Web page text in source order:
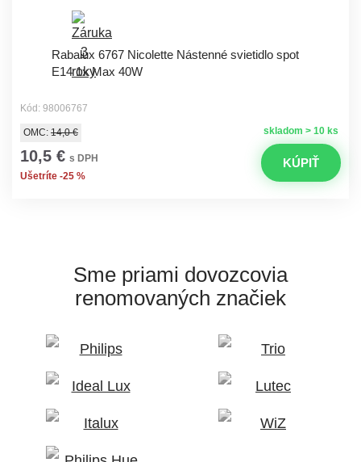
Rabalux 6767 Nicolette Nástenné svietidlo spot
E14 1x Max 40W
Kód: 98006767
skladom > 10 ks
OMC: 14,0 €
10,5 € s DPH
Ušetríte -25 %
KÚPIŤ
Sme priami dovozcovia
renomovaných značiek